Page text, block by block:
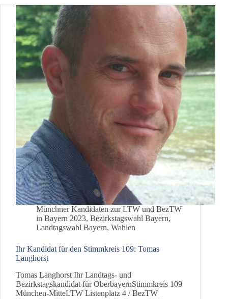
123:
Udo
Kappelmaier
Münchner Kandidaten zur LTW und BezTW
in Bayern 2023, Bezirkstagswahl Bayern,
Landtagswahl Bayern, Wahlen
Ihr Kandidat für den Stimmkreis 109: Tomas
Langhorst
Tomas Langhorst Ihr Landtags- und
Bezirkstagskandidat für OberbayernStimmkreis 109
München-MitteLTW Listenplatz 4 / BezTW